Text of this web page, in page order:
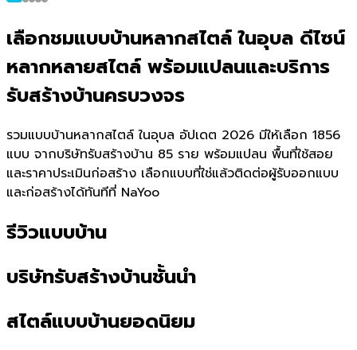
เลือกชมแบบบ้านหลากสไตล์ ในอุบล ดีไซน์
หลากหลายสไตล์ พร้อมแปลนและบริการ
รับสร้างบ้านครบวงจร
รวมแบบบ้านหลากสไตล์ ในอุบล อัปเดต 2026 มีให้เลือก 1856
แบบ จากบริษัทรับสร้างบ้าน 85 ราย พร้อมแปลน พื้นที่ใช้สอย
และราคาประเมินก่อสร้าง เลือกแบบที่ใช่แล้วติดต่อผู้รับออกแบบ
และก่อสร้างได้ทันทีที่ NaYoo
รีวิวแบบบ้าน
บริษัทรับสร้างบ้านชั้นนำ
สไตล์แบบบ้านยอดนิยม